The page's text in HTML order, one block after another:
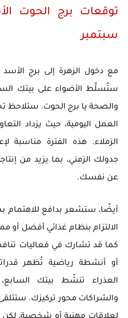
توقعات برج الحوت
سبتمبر
مع دخول الزهرة إلى برج الأسد
ستُسلَّط الأضواء على بيتك
والصحة يا برج الحوت. ستلاحظ
العمل اليومية، حيث يزداد
الزملاء. هذه الفترة مناسبة
جدولك الزمني، بما يزيد من
عن نفسك.
أيضًا، ستشعر بدافع
الالتزام بنظام غذائي أفضل أو
كما قد تشارك في فعاليات
أو أنشطة رياضية تُظهر
العذراء تنشّط بيتك
والشراكات محور تركيزك.